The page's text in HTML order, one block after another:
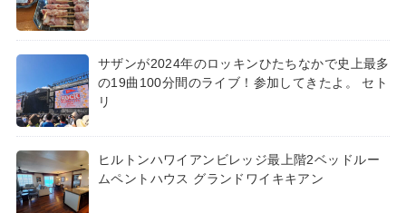
サザンが2024年のロッキンひたちなかで史上最多
の19曲100分間のライブ！参加してきたよ。 セト
リ
ヒルトンハワイアンビレッジ最上階2ベッドルー
ムペントハウス グランドワイキキアン